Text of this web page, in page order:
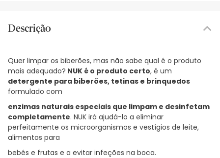
Descrição
Quer limpar os biberões, mas não sabe qual é o produto
mais adequado? NUK é o produto certo, é um
detergente para biberões, tetinas e brinquedos
formulado com
enzimas naturais especiais que limpam e desinfetam
completamente. NUK irá ajudá-lo a eliminar
perfeitamente os microorganismos e vestígios de leite,
alimentos para
bebés e frutas e a evitar infeções na boca.